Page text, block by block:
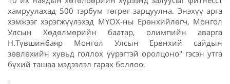
хамруулахад 500 тэрбум төгрөг зарцуулна. Энэхүү арга
хэмжээг хэрэгжүүлэхэд МҮОХ-ны Ерөнхийлөгч, Монгол
Улсын Хөдөлмөрийн баатар, олимпийн аварга
Н.Түвшинбаяр Монгол Улсын Ерөнхий сайдын
зөвлөхийн хувьд голлох үүрэгтэй оролцоно" гэсэн утга
бүхий ташаа мэдээлэл гарах боллоо.